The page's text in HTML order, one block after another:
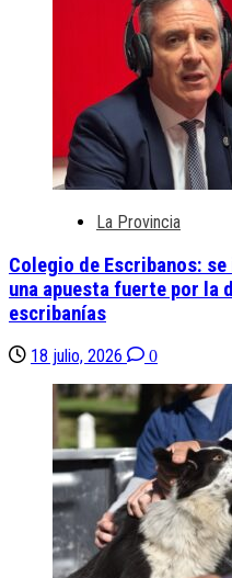
La Provincia
Colegio de Escribanos:
una apuesta fuerte por la
escribanías
18 julio, 2026 0